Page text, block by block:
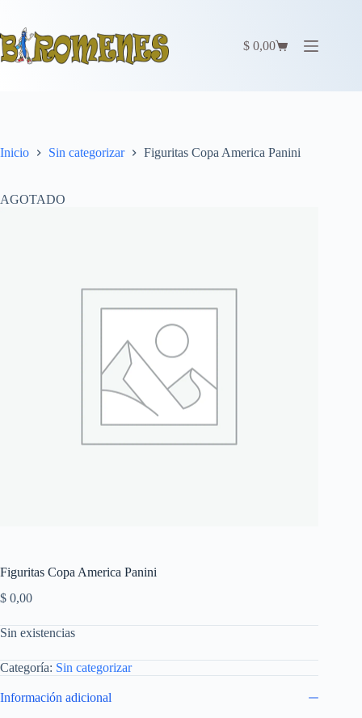
contenido
Carro
$ 0,00
Inicio Sin categorizar Figuritas Copa America Panini
AGOTADO
Figuritas Copa America Panini
$ 0,00
Sin existencias
Categoría: Sin categorizar
Información adicional